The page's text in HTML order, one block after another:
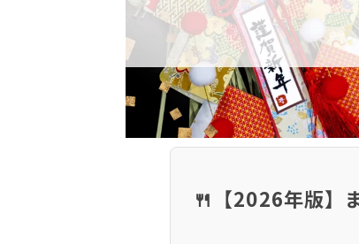
🍴【2026年版】